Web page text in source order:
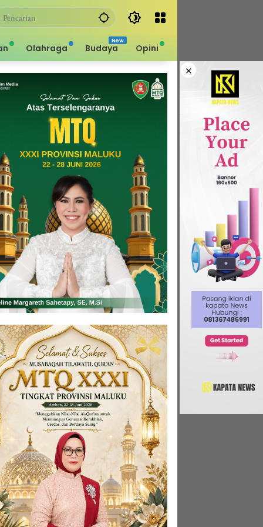
Olahraga Budaya Opini
×